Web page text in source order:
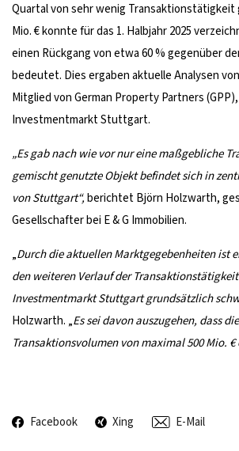
Quartal von sehr wenig Transaktionstätigkeit
Mio. € konnte für das 1. Halbjahr 2025
einen Rückgang von etwa 60 % gegenüber
bedeutet. Dies ergaben aktuelle Analysen von
Mitglied von German Property Partners
Investmentmarkt Stuttgart.
„Es gab nach wie vor nur eine maßgebliche
gemischt genutzte Objekt befindet sich in
von Stuttgart“, berichtet Björn Holzwarth,
Gesellschafter bei E & G Immobilien.
„Durch die aktuellen Marktgegebenheiten ist
den weiteren Verlauf der
Investmentmarkt Stuttgart grundsätzlich
Holzwarth. „Es sei davon auszugehen, dass
Transaktionsvolumen von maximal 500 Mio. €
Facebook Xing E-Mail